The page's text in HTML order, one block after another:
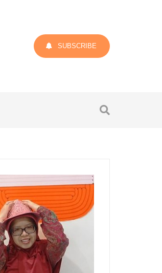
SUBSCRIBE